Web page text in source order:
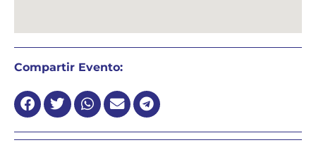
Compartir Evento: